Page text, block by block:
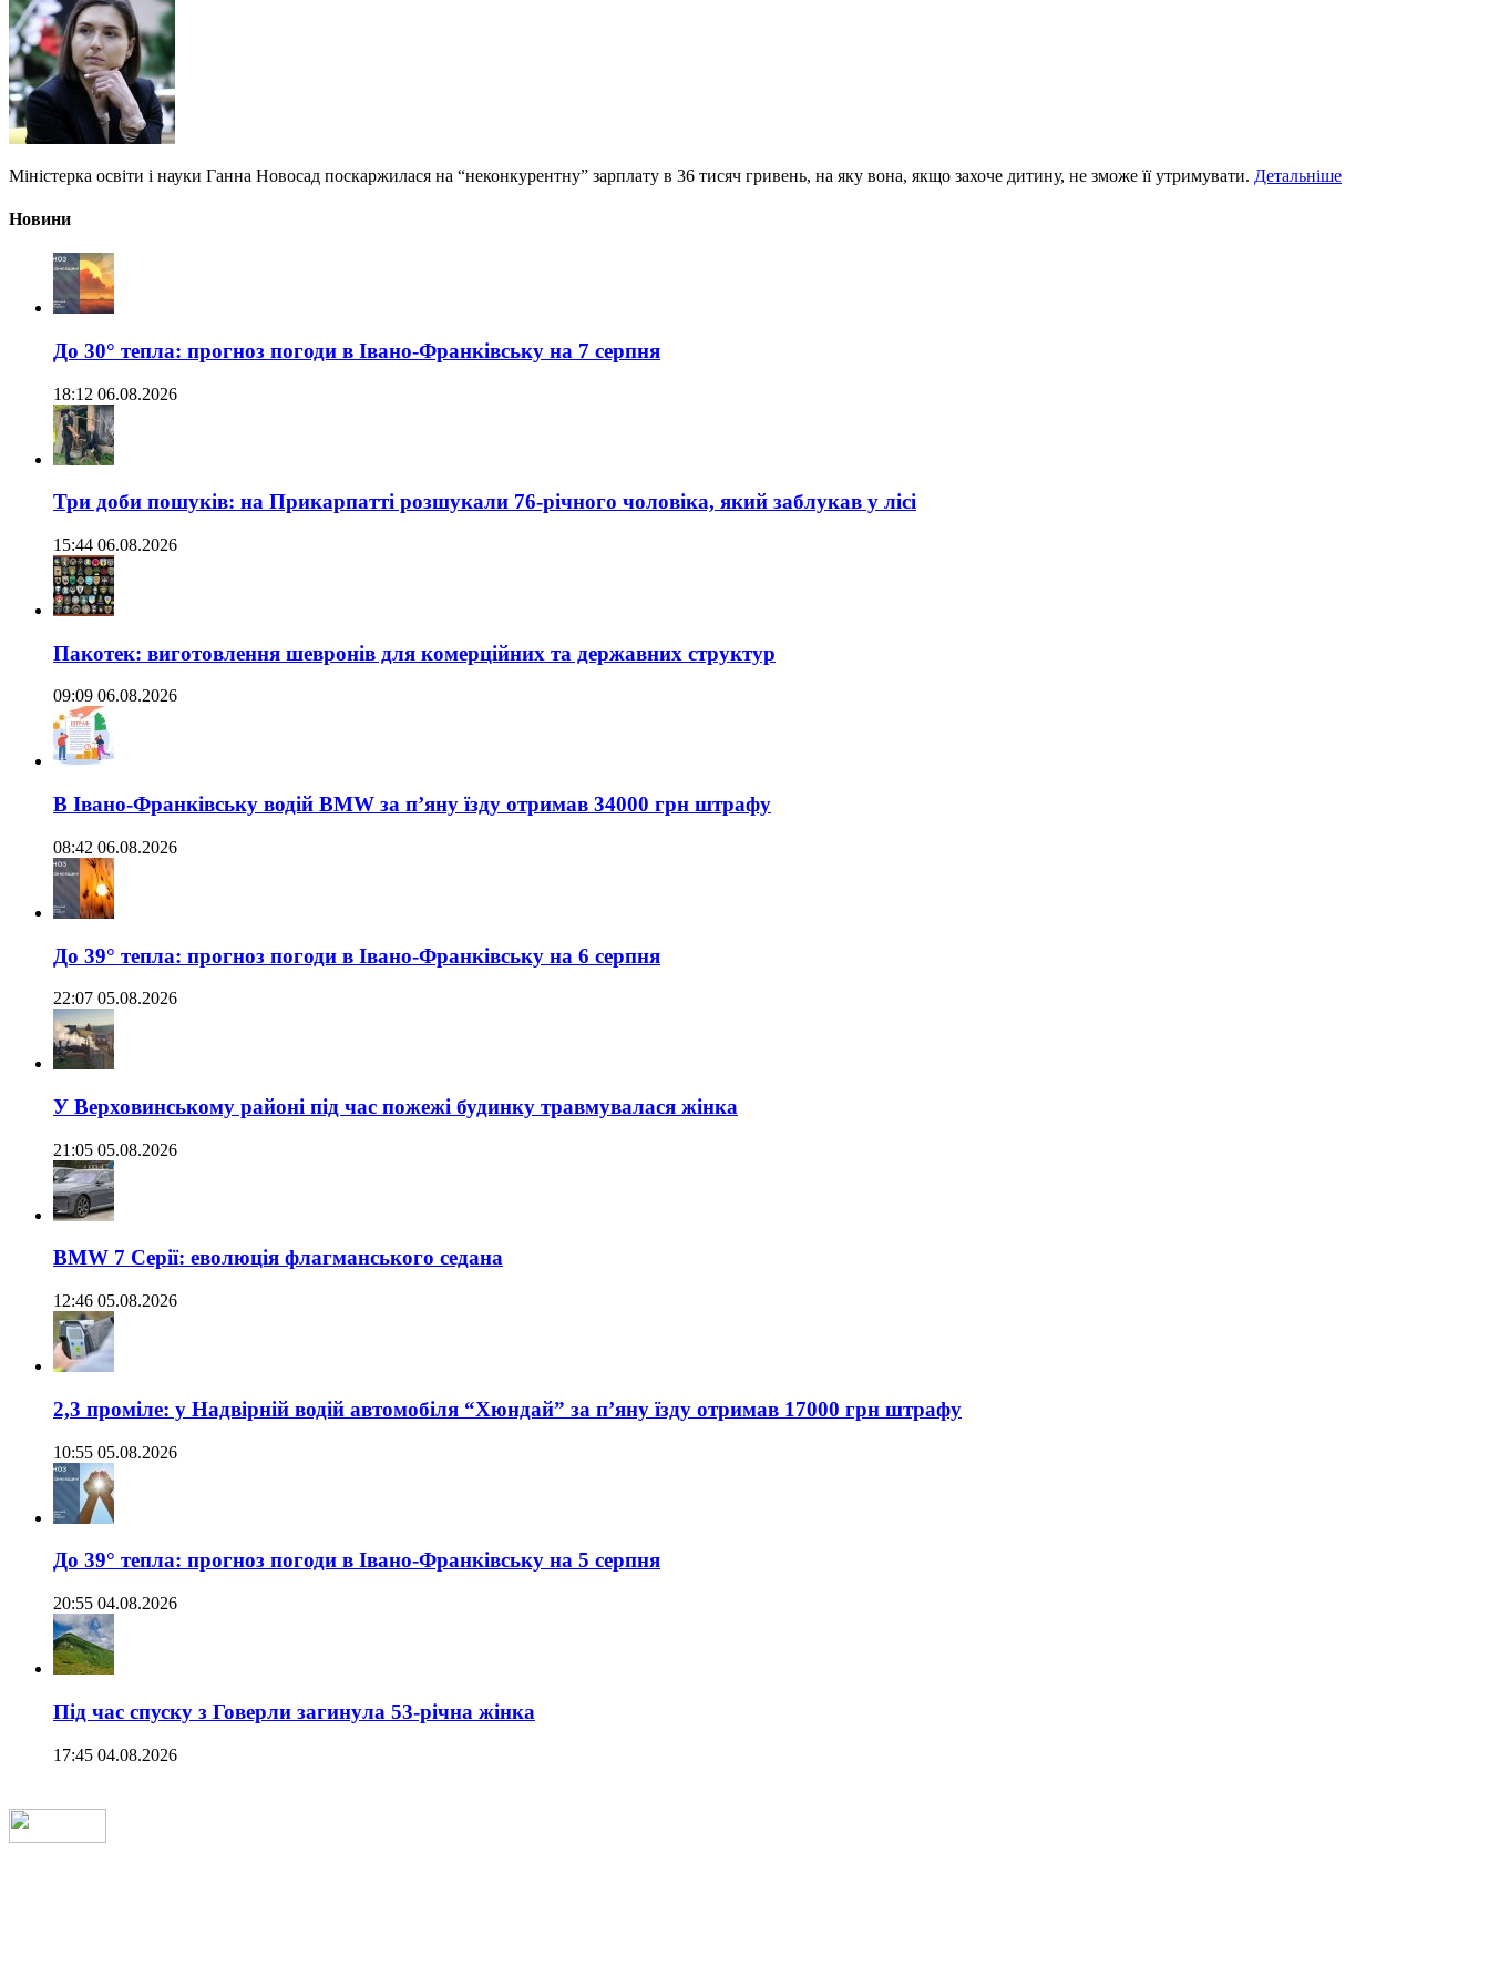
Міністерка освіти і науки Ганна Новосад поскаржилася на “неконкурентну” зарплату в 36 тисяч гривень, на яку вона, якщо захоче дитину, не зможе її утримувати. Детальніше
Новини
До 30° тепла: прогноз погоди в Івано-Франківську на 7 серпня
18:12 06.08.2026
Три доби пошуків: на Прикарпатті розшукали 76-річного чоловіка, який заблукав у лісі
15:44 06.08.2026
Пакотек: виготовлення шевронів для комерційних та державних структур
09:09 06.08.2026
В Івано-Франківську водій BMW за п’яну їзду отримав 34000 грн штрафу
08:42 06.08.2026
До 39° тепла: прогноз погоди в Івано-Франківську на 6 серпня
22:07 05.08.2026
У Верховинському районі під час пожежі будинку травмувалася жінка
21:05 05.08.2026
BMW 7 Серії: еволюція флагманського седана
12:46 05.08.2026
2,3 проміле: у Надвірній водій автомобіля “Хюндай” за п’яну їзду отримав 17000 грн штрафу
10:55 05.08.2026
До 39° тепла: прогноз погоди в Івано-Франківську на 5 серпня
20:55 04.08.2026
Під час спуску з Говерли загинула 53-річна жінка
17:45 04.08.2026